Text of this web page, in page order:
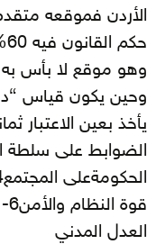
الأردن فموقعه
وهو موقع لا بأس به
وحين يكون قياس
العدل المدني